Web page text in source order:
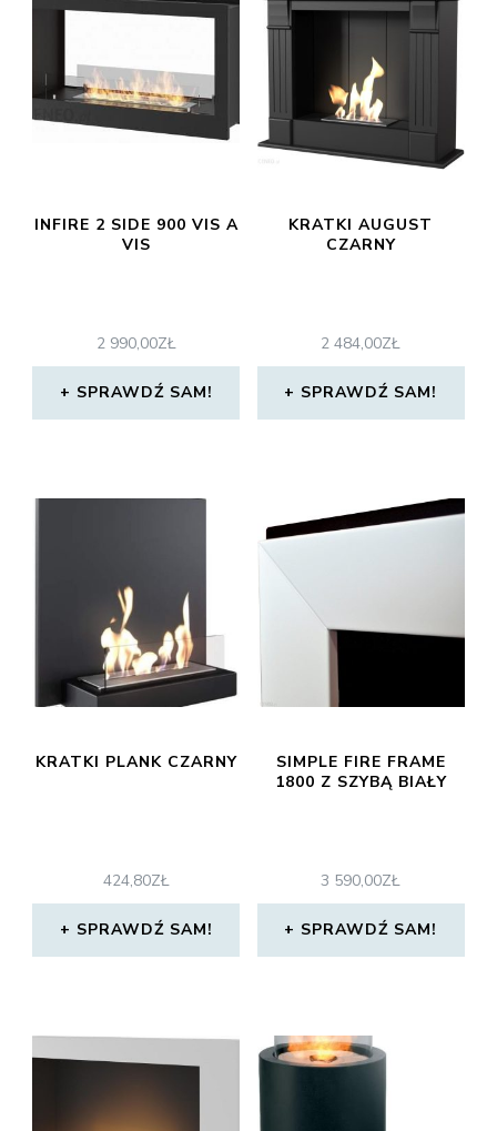
INFIRE 2 SIDE 900 VIS A
VIS
2 990,00ZŁ
SPRAWDŹ SAM!
KRATKI AUGUST
CZARNY
2 484,00ZŁ
SPRAWDŹ SAM!
KRATKI PLANK CZARNY
424,80ZŁ
SPRAWDŹ SAM!
SIMPLE FIRE FRAME
1800 Z SZYBĄ BIAŁY
3 590,00ZŁ
SPRAWDŹ SAM!